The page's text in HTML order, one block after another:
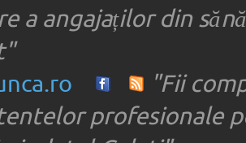
a angajaților din
"Fii
profesionale